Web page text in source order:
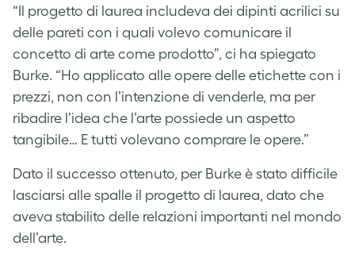
“Il progetto di laurea includeva dei dipinti acrilici su
delle pareti con i quali volevo comunicare il
concetto di arte come prodotto”, ci ha spiegato
Burke. “Ho applicato alle opere delle etichette con i
prezzi, non con l’intenzione di venderle, ma per
ribadire l’idea che l’arte possiede un aspetto
tangibile… E tutti volevano comprare le opere.”
Dato il successo ottenuto, per Burke è stato difficile
lasciarsi alle spalle il progetto di laurea, dato che
aveva stabilito delle relazioni importanti nel mondo
dell’arte.